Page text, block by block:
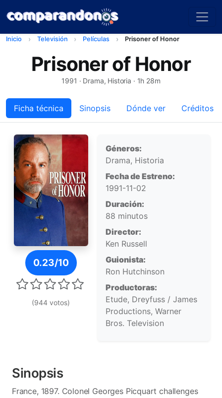
Inicio Televisión Películas Prisoner of Honor
Prisoner of Honor
1991 · Drama, Historia · 1h 28m
Ficha técnica Sinopsis Dónde ver Créditos
Ficha técnica
Póster de Prisoner of Honor
0.23/10
(944 votos)
Géneros:
Drama, Historia
Fecha de Estreno:
1991-11-02
Duración:
88 minutos
Director:
Ken Russell
Guionista:
Ron Hutchinson
Productoras:
Etude, Dreyfuss / James
Productions, Warner
Bros. Television
Sinopsis
France, 1897. Colonel Georges Picquart challenges